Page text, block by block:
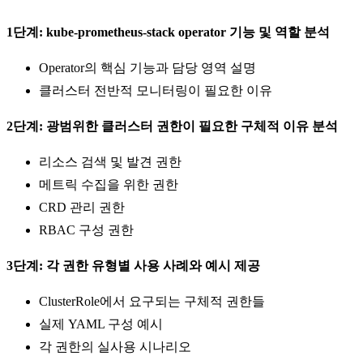
1단계: kube-prometheus-stack operator 기능 및 역할 분석
Operator의 핵심 기능과 담당 영역 설명
클러스터 전반적 모니터링이 필요한 이유
2단계: 광범위한 클러스터 권한이 필요한 구체적 이유 분석
리소스 검색 및 발견 권한
메트릭 수집을 위한 권한
CRD 관리 권한
RBAC 구성 권한
3단계: 각 권한 유형별 사용 사례와 예시 제공
ClusterRole에서 요구되는 구체적 권한들
실제 YAML 구성 예시
각 권한의 실사용 시나리오